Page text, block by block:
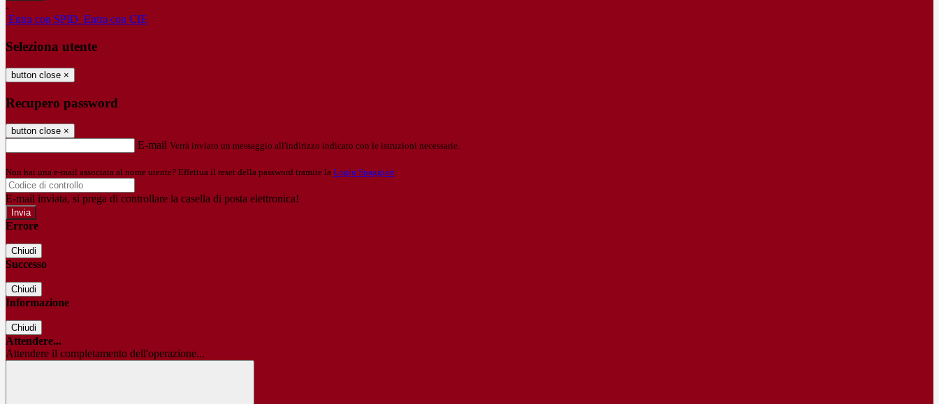
-
Entra con SPID Entra con CIE
Seleziona utente
button close ×
Recupero password
button close ×
E-mail Verrà inviato un messaggio all'indirizzo indicato con le istruzioni necessarie.
Non hai una e-mail associata al nome utente? Effettua il reset della password tramite la Login Spaggiari
E-mail inviata, si prega di controllare la casella di posta elettronica!
Errore
Chiudi
Successo
Chiudi
Informazione
Chiudi
Attendere...
Attendere il completamento dell'operazione...